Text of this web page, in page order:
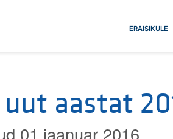
laenuühistuERAISIKULE
uut aastat
01 jaanuar 2016